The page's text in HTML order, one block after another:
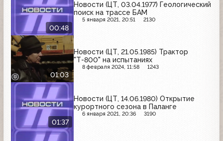
00:48
Новости (ЦТ, 03.04.1977) Геологический
поиск на трассе БАМ
5 января 2021, 20:51 2130
01:03
Новости (ЦТ, 21.05.1985) Трактор
"Т-800" на испытаниях
8 февраля 2024, 11:58 1243
01:37
Новости (ЦТ, 14.06.1980) Открытие
курортного сезона в Паланге
6 января 2021, 20:36 3190